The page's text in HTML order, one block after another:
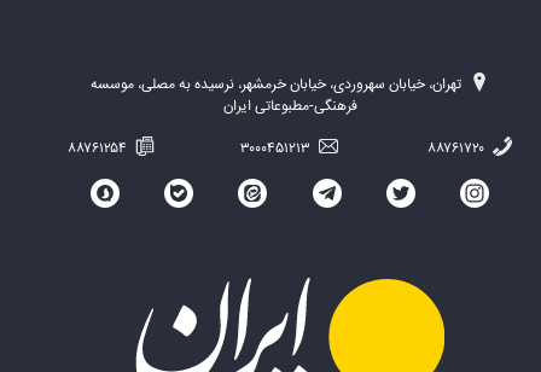
تهران، خیابان سهروردی، خیابان خرمشهر، نرسیده به مصلی، موسسه
فرهنگی-مطبوعاتی ایران